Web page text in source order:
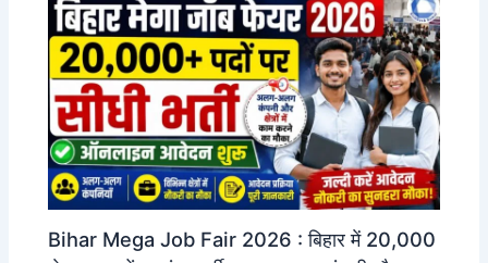
Bihar Mega Job Fair 2026 : बिहार में 20,000